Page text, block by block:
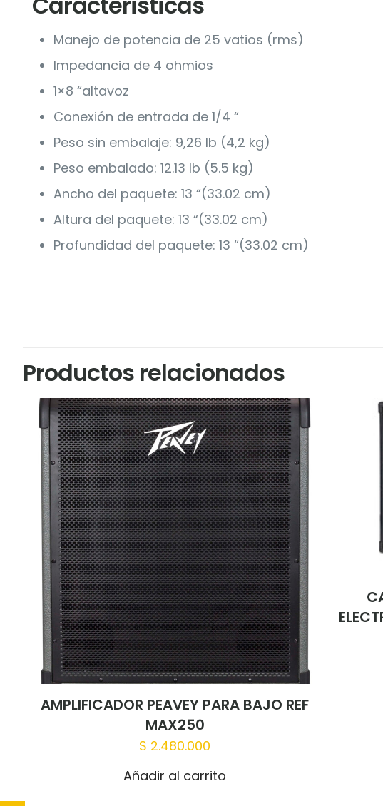
Manejo de potencia de 25 vatios (rms)
Impedancia de 4 ohmios
1×8 “altavoz
Conexión de entrada de 1/4 “
Peso sin embalaje: 9,26 lb (4,2 kg)
Peso embalado: 12.13 lb (5.5 kg)
Ancho del paquete: 13 “(33.02 cm)
Altura del paquete: 13 “(33.02 cm)
Profundidad del paquete: 13 “(33.02 cm)
Productos relacionados
AMPLIFICADOR PEAVEY PARA BAJO REF
MAX250
$ 2.480.000
Añadir al carrito